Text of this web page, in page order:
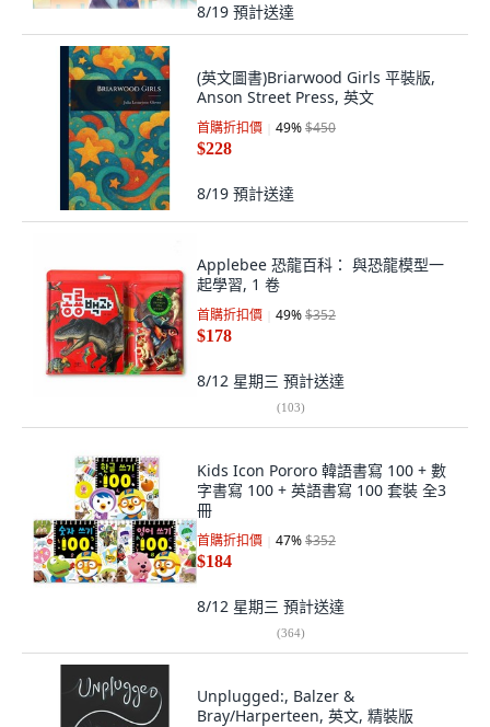
8/19 預計送達
(英文圖書)Briarwood Girls 平裝版,
Anson Street Press, 英文
首購折扣價 49%$450
$228
8/19 預計送達
Applebee 恐龍百科： 與恐龍模型一
起學習, 1 卷
首購折扣價 49%$352
$178
8/12 星期三 預計送達
(103)
Kids Icon Pororo 韓語書寫 100 + 數
字書寫 100 + 英語書寫 100 套裝 全3
冊
首購折扣價 47%$352
$184
8/12 星期三 預計送達
(364)
Unplugged:, Balzer &
Bray/Harperteen, 英文, 精裝版